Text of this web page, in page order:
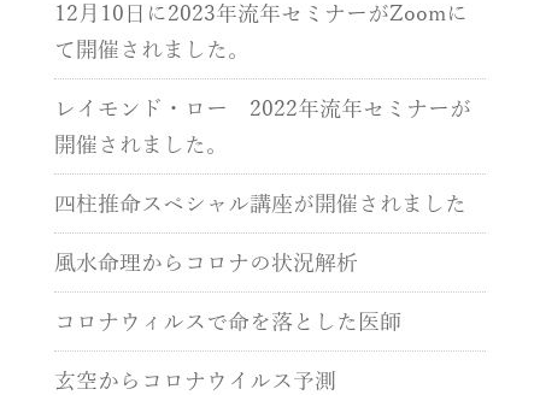
12月10日に2023年流年セミナーがZoomに
て開催されました。
レイモンド・ロー 2022年流年セミナーが
開催されました。
四柱推命スペシャル講座が開催されました
風水命理からコロナの状況解析
コロナウィルスで命を落とした医師
玄空からコロナウイルス予測